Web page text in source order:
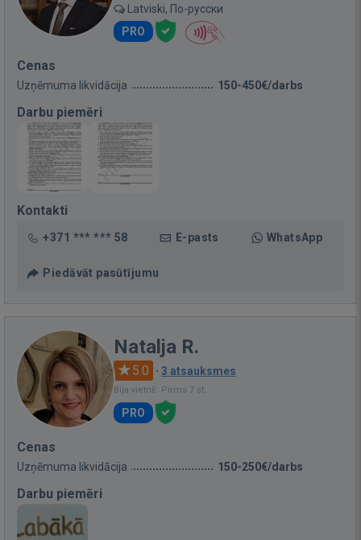
Latviski, По-русски
PRO
Cenas
Uzņēmuma likvidācija 150-450€/darbs
Darbu piemēri
Kontakti
+371 *** *** 58 E-pasts WhatsApp
Piedāvāt pasūtījumu
Natalja R.
5.0 · 3 atsauksmes
Bija vietnē: Pirms 7 st.
PRO
Cenas
Uzņēmuma likvidācija 150-250€/darbs
Darbu piemēri